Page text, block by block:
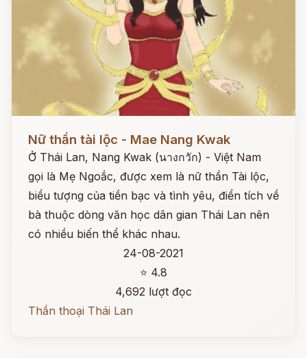
Nữ thần tài lộc - Mae Nang Kwak
Ở Thái Lan, Nang Kwak (นางกวัก) - Việt Nam
gọi là Mẹ Ngoắc, được xem là nữ thần Tài lộc,
biểu tượng của tiền bạc và tình yêu, điển tích về
bà thuộc dòng văn học dân gian Thái Lan nên
có nhiều biến thể khác nhau.
24-08-2021
⭐ 4.8
4,692 lượt đọc
Thần thoại Thái Lan